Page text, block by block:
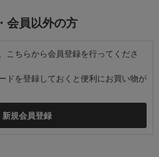
会員以外の方
こちらから会員登録を行ってくださ
ドを登録しておくと便利にお買い物が